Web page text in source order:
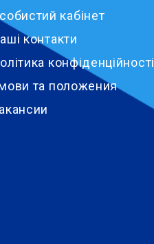
кабінет
контакти
конфіденційності
та положения